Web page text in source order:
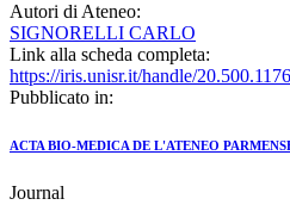
Autori di Ateneo:
SIGNORELLI CARLO
Link alla scheda completa:
https://iris.unisr.it/handle/
Pubblicato in:
ACTA BIO-MEDICA DE L'ATENEO
Journal